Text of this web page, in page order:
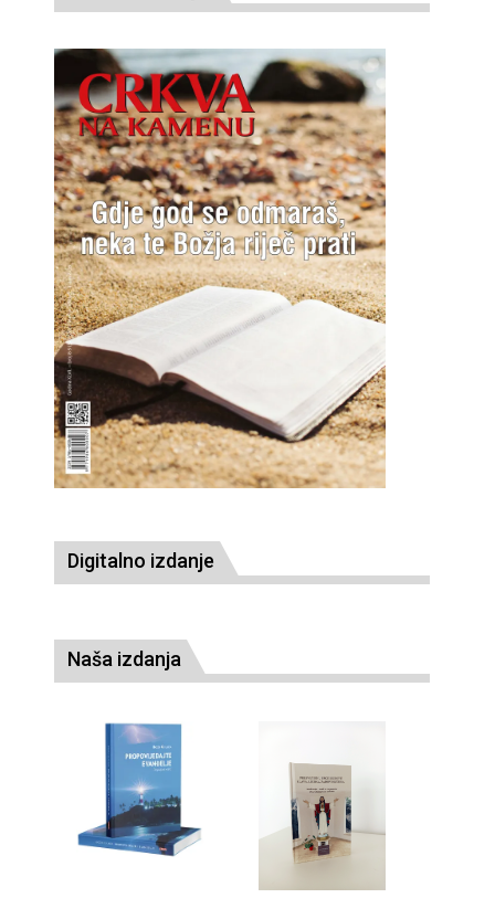
Digitalno izdanje
Naša izdanja